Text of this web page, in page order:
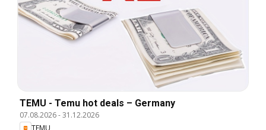
TEMU - Temu hot deals – Germany
07.08.2026-31.12.2026
TEMU